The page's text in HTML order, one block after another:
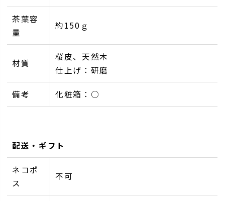
茶葉容
量
約150ｇ
材質
桜皮、天然木
仕上げ：研磨
備考 化粧箱：○
配送・ギフト
ネコポ
ス
不可